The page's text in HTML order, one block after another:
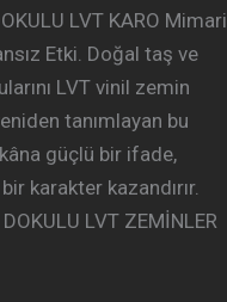
LVT KARO Mimari
Etki. Doğal taş ve
LVT vinil zemin
tanımlayan bu
güçlü bir ifade,
karakter kazandırır.
LVT ZEMİNLER